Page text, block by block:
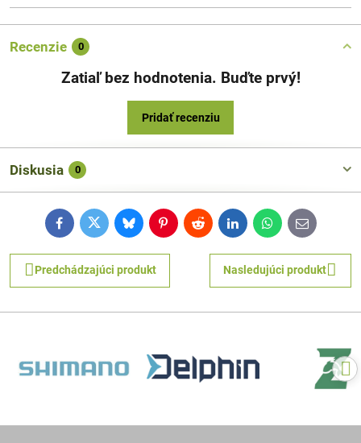
Recenzie 0
Zatiaľ bez hodnotenia. Buďte prvý!
Pridať recenziu
Diskusia 0
FacebookTwitterBlueskyPinterestRedditLinkedInWhatsApp
E-
mail
Predchádzajúci produkt Nasledujúci produkt